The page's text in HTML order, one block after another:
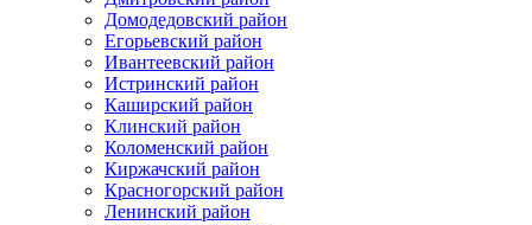
Домодедовский район
Егорьевский район
Ивантеевский район
Истринский район
Каширский район
Клинский район
Коломенский район
Киржачский район
Красногорский район
Ленинский район